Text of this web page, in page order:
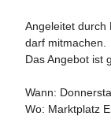
Angeleitet durch
darf mitmachen.
Das Angebot ist
Wann:
Wo: Marktplatz